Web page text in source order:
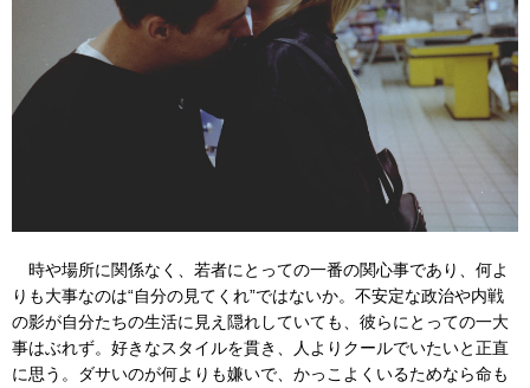
時や場所に関係なく、若者にとっての一番の関心事であり、何よ
りも大事なのは“自分の見てくれ”ではないか。不安定な政治や内戦
の影が自分たちの生活に見え隠れしていても、彼らにとっての一大
事はぶれず。好きなスタイルを貫き、人よりクールでいたいと正直
に思う。ダサいのが何よりも嫌いで、かっこよくいるためなら命も